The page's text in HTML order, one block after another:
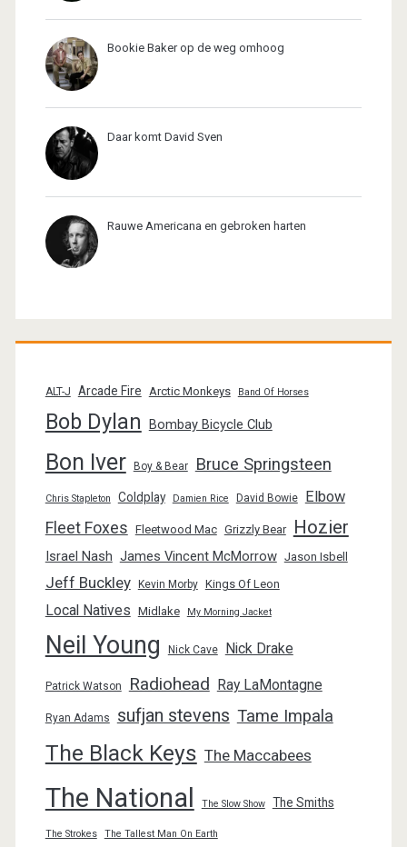
Bookie Baker op de weg omhoog
Daar komt David Sven
Rauwe Americana en gebroken harten
ALT-J Arcade Fire Arctic Monkeys Band Of Horses
Bob Dylan Bombay Bicycle Club
Bon Iver Boy & Bear Bruce Springsteen
Chris Stapleton Coldplay Damien Rice David Bowie Elbow
Fleet Foxes Fleetwood Mac Grizzly Bear Hozier
Israel Nash James Vincent McMorrow Jason Isbell
Jeff Buckley Kevin Morby Kings Of Leon
Local Natives Midlake My Morning Jacket
Neil Young Nick Cave Nick Drake
Patrick Watson Radiohead Ray LaMontagne
Ryan Adams sufjan stevens Tame Impala
The Black Keys The Maccabees
The National The Slow Show The Smiths
The Strokes The Tallest Man On Earth